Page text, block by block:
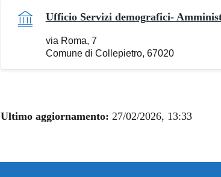
Ufficio Servizi demografici-
via Roma, 7
Comune di Collepietro, 67020
Ultimo aggiornamento: 27/02/2026, 13:33